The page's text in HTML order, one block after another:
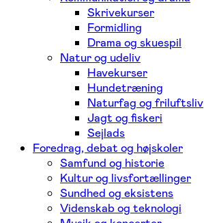
Skrivekurser
Formidling
Drama og skuespil
Natur og udeliv
Havekurser
Hundetræning
Naturfag og friluftsliv
Jagt og fiskeri
Sejlads
Foredrag, debat og højskoler
Samfund og historie
Kultur og livsfortællinger
Sundhed og eksistens
Videnskab og teknologi